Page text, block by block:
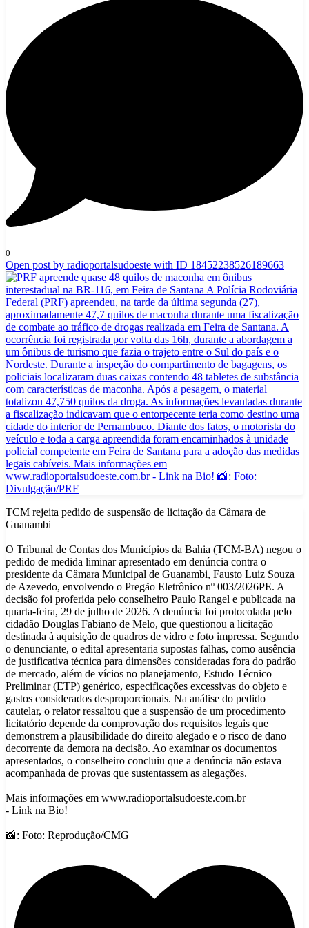
0
Open post by radioportalsudoeste with ID 18452238526189663
TCM rejeita pedido de suspensão de licitação da Câmara de
Guanambi
O Tribunal de Contas dos Municípios da Bahia (TCM-BA) negou o
pedido de medida liminar apresentado em denúncia contra o
presidente da Câmara Municipal de Guanambi, Fausto Luiz Souza
de Azevedo, envolvendo o Pregão Eletrônico nº 003/2026PE. A
decisão foi proferida pelo conselheiro Paulo Rangel e publicada na
quarta-feira, 29 de julho de 2026. A denúncia foi protocolada pelo
cidadão Douglas Fabiano de Melo, que questionou a licitação
destinada à aquisição de quadros de vidro e foto impressa. Segundo
o denunciante, o edital apresentaria supostas falhas, como ausência
de justificativa técnica para dimensões consideradas fora do padrão
de mercado, além de vícios no planejamento, Estudo Técnico
Preliminar (ETP) genérico, especificações excessivas do objeto e
gastos considerados desproporcionais. Na análise do pedido
cautelar, o relator ressaltou que a suspensão de um procedimento
licitatório depende da comprovação dos requisitos legais que
demonstrem a plausibilidade do direito alegado e o risco de dano
decorrente da demora na decisão. Ao examinar os documentos
apresentados, o conselheiro concluiu que a denúncia não estava
acompanhada de provas que sustentassem as alegações.
Mais informações em www.radioportalsudoeste.com.br
- Link na Bio!
📸: Foto: Reprodução/CMG